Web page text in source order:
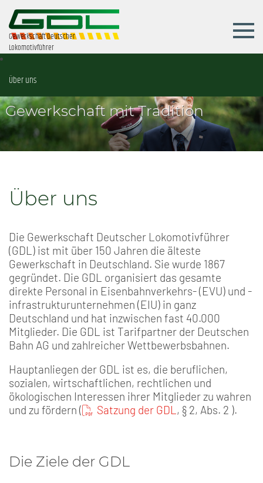
Gewerkschaft Deutscher
Lokomotivführer
Über uns
Gewerkschaft mit Tradition
Über uns
Die Gewerkschaft Deutscher Lokomotivführer
(GDL) ist mit über 150 Jahren die älteste
Gewerkschaft in Deutschland. Sie wurde 1867
gegründet. Die GDL organisiert das gesamte
direkte Personal in Eisenbahnverkehrs- (EVU) und -
infrastrukturunternehmen (EIU) in ganz
Deutschland und hat inzwischen fast 40.000
Mitglieder. Die GDL ist Tarifpartner der Deutschen
Bahn AG und zahlreicher Wettbewerbsbahnen.
Hauptanliegen der GDL ist es, die beruflichen,
sozialen, wirtschaftlichen, rechtlichen und
ökologischen Interessen ihrer Mitglieder zu wahren
und zu fördern (
Satzung der GDL , § 2, Abs. 2 ).
Die Ziele der GDL